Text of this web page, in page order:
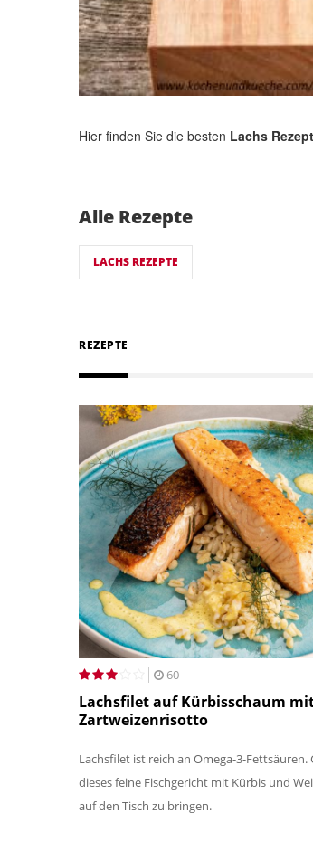
Hier finden Sie die besten Lachs
Alle Rezepte
LACHS REZEPTE
REZEPTE
60
Lachsfilet auf Kürbisschaum
Zartweizenrisotto
Lachsfilet ist reich an Omega-3-Fettsäuren.
dieses feine Fischgericht mit Kürbis und
auf den Tisch zu bringen.